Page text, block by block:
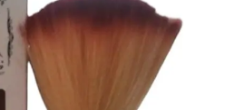
επιλεγούν
στη
προϊόντος